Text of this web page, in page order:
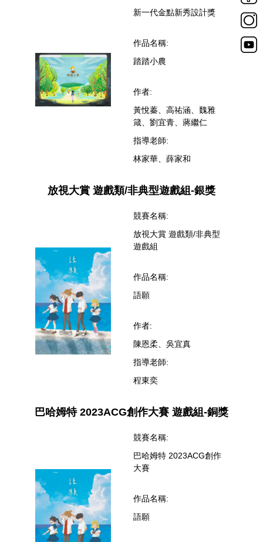
新一代金點新秀設計獎
作品名稱:
踏踏小農
作者:
黃悅蓁、高祐涵、魏雅
箴、劉宜青、蔣繼仁
指導老師:
林家華、薛家和
放視大賞 遊戲類/非典型遊戲組-銀獎
競賽名稱:
放視大賞 遊戲類/非典型
遊戲組
作品名稱:
語願
作者:
陳恩柔、吳宜真
指導老師:
程東奕
巴哈姆特 2023ACG創作大賽 遊戲組-銅獎
競賽名稱:
巴哈姆特 2023ACG創作
大賽
作品名稱:
語願